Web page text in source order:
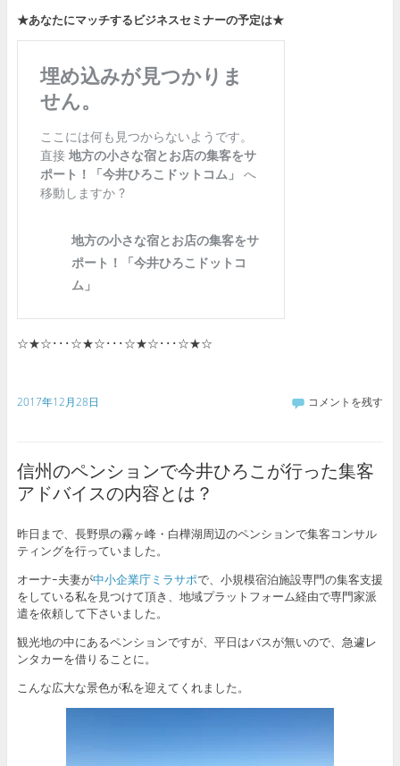
★あなたにマッチするビジネスセミナーの予定は★
☆★☆･･･☆★☆･･･☆★☆･･･☆★☆
2017年12月28日 コメントを残す
信州のペンションで今井ひろこが行った集客
アドバイスの内容とは？
昨日まで、長野県の霧ヶ峰・白樺湖周辺のペンションで集客コンサル
ティングを行っていました。
オーナｰ夫妻が中小企業庁ミラサポで、小規模宿泊施設専門の集客支援
をしている私を見つけて頂き、地域プラットフォーム経由で専門家派
遣を依頼して下さいました。
観光地の中にあるペンションですが、平日はバスが無いので、急遽レ
ンタカーを借りることに。
こんな広大な景色が私を迎えてくれました。